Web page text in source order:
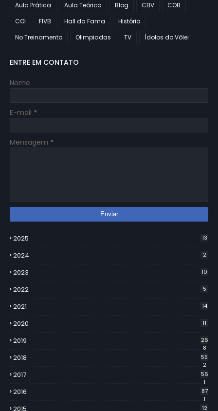
Aula Prática Aula Teórica Blog CBV
COB
COI
FIVB Hall da Fama
História
No Treinamento
Olimpiadas TV Ídolos do Vôlei
ENTRE EM CONTATO
Nome
E-mail *
Mensagem *
2025 13
2024 2
2023 10
2022 5
2021 14
2020 11
2019
26
8
2018
55
2
2017
56
1
2016
87
1
2015 12